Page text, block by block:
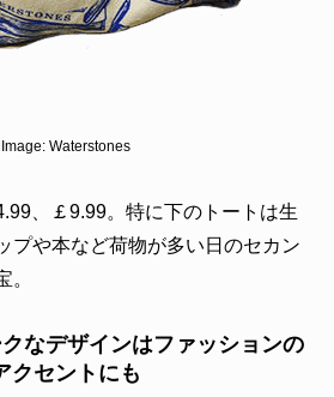
Image: Waterstones
、￡9.99。特に下のトートは生
プや本など荷物が多い日のセカン
。
クなデザインはファッションの
クセントにも